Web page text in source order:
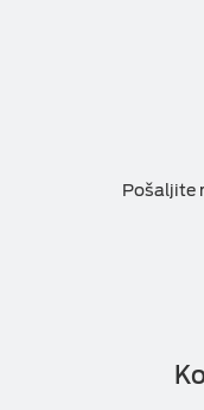
Pošaljite